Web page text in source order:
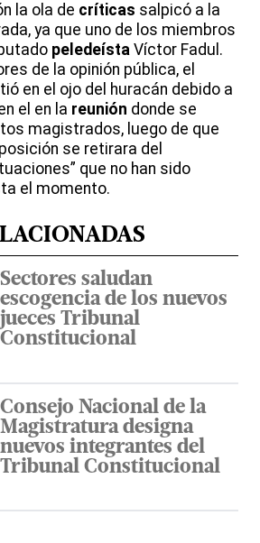
la ola de críticas salpicó a la
ya que uno de los miembros
peledeísta Víctor Fadul.
de la opinión pública, el
en el ojo del huracán debido a
el en la reunión donde se
magistrados, luego de que
se retirara del
que no han sido
el momento.
Sectores saludan
escogencia de los nuevos
jueces Tribunal
Constitucional
Consejo Nacional de la
Magistratura designa
nuevos integrantes del
Tribunal Constitucional